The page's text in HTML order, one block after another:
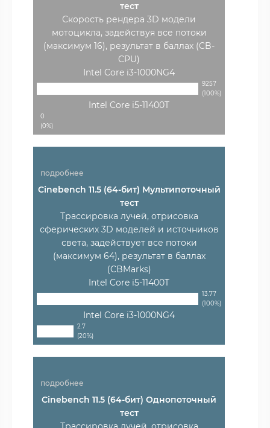
тест
Скорость рендера 3D модели
мотоцикла, задействуя все потоки
(максимум 16), результат в баллах (CB-
CPU)
Intel Core i3-1000NG4
9257
(100%)
Intel Core i5-11400T
0
(0%)
подробнее
Cinebench 11.5 (64-бит) Мультипоточный
тест
Трассировка лучей, отрисовка
сферических 3D моделей и источников
света, задействует все потоки
(максимум 64), результат в баллах
(CBMarks)
Intel Core i5-11400T
13.77
(100%)
Intel Core i3-1000NG4
2.7
(20%)
подробнее
Cinebench 11.5 (64-бит) Однопоточный
тест